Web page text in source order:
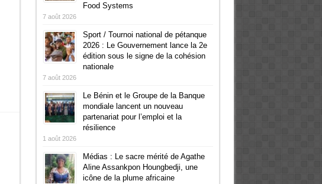
Food Systems
7 août 2026
Sport / Tournoi national de pétanque
2026 : Le Gouvernement lance la 2e
édition sous le signe de la cohésion
nationale
7 août 2026
Le Bénin et le Groupe de la Banque
mondiale lancent un nouveau
partenariat pour l’emploi et la
résilience
1 août 2026
Médias : Le sacre mérité de Agathe
Aline Assankpon Houngbedji, une
icône de la plume africaine